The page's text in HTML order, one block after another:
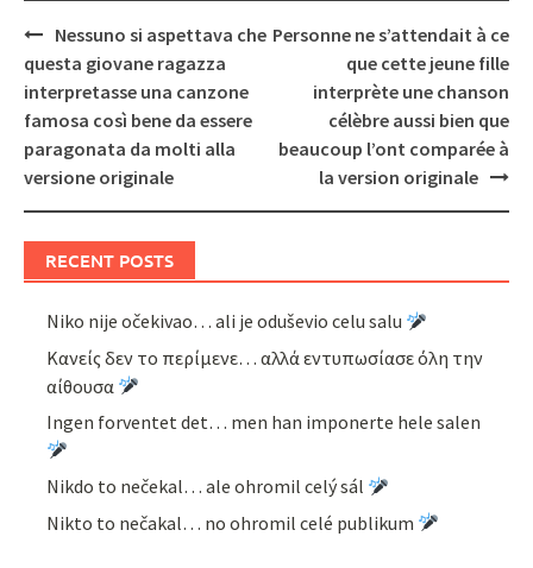
Post
navigation
Nessuno si aspettava che
questa giovane ragazza
interpretasse una canzone
famosa così bene da essere
paragonata da molti alla
versione originale
Personne ne s’attendait à ce
que cette jeune fille
interprète une chanson
célèbre aussi bien que
beaucoup l’ont comparée à
la version originale
RECENT POSTS
Niko nije očekivao… ali je oduševio celu salu
Κανείς δεν το περίμενε… αλλά εντυπωσίασε όλη την
αίθουσα
Ingen forventet det… men han imponerte hele salen
Nikdo to nečekal… ale ohromil celý sál
Nikto to nečakal… no ohromil celé publikum